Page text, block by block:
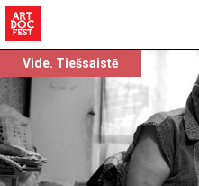
Vide. Tiešsaistē